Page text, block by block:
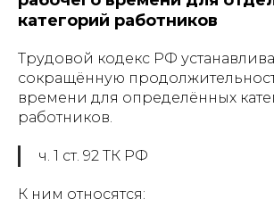
категорий работников
Трудовой кодекс РФ
сокращённую
времени для определённых
работников.
ч. 1 ст. 92 ТК РФ
К ним относятся: